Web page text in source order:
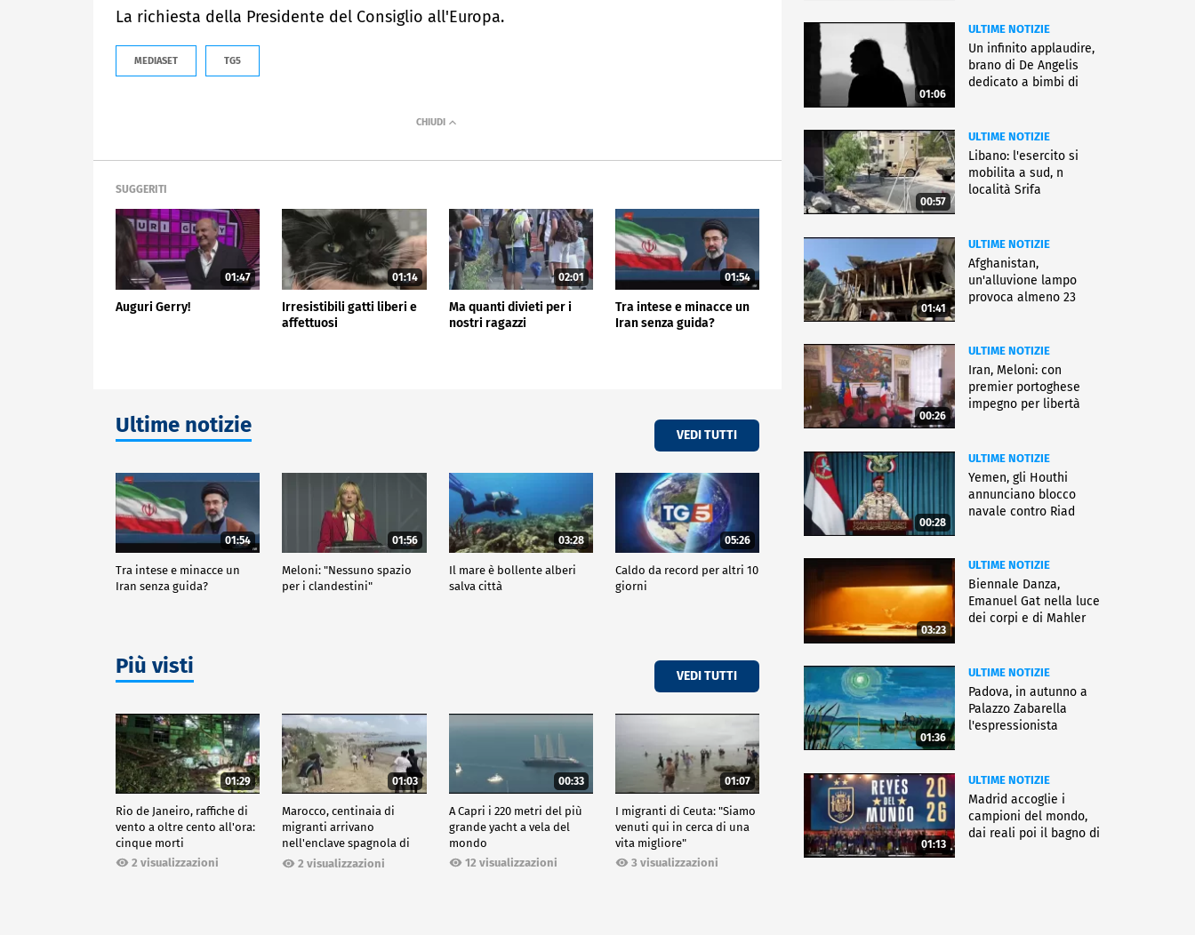
La richiesta della Presidente del Consiglio all'Europa.
MEDIASET TG5
SUGGERITI
01:47
Auguri Gerry!
01:14
Irresistibili gatti liberi e
affettuosi
02:01
Ma quanti divieti per i
nostri ragazzi
01:54
Tra intese e minacce un
Iran senza guida?
Ultime notizie VEDI TUTTI
01:54
Tra intese e minacce un
Iran senza guida?
01:56
Meloni: "Nessuno spazio
per i clandestini"
03:28
Il mare è bollente alberi
salva città
05:26
Caldo da record per altri 10
giorni
Più visti VEDI TUTTI
01:29
Rio de Janeiro, raffiche di
vento a oltre cento all'ora:
cinque morti
2 visualizzazioni
01:03
Marocco, centinaia di
migranti arrivano
nell'enclave spagnola di
Ceuta2 visualizzazioni
00:33
A Capri i 220 metri del più
grande yacht a vela del
mondo
12 visualizzazioni
01:07
I migranti di Ceuta: "Siamo
venuti qui in cerca di una
vita migliore"
3 visualizzazioni
01:06
ULTIME NOTIZIE
Un infinito applaudire,
brano di De Angelis
dedicato a bimbi di
00:57
ULTIME NOTIZIE
Libano: l'esercito si
mobilita a sud, n
località Srifa
01:41
ULTIME NOTIZIE
Afghanistan,
un'alluvione lampo
provoca almeno 23
00:26
ULTIME NOTIZIE
Iran, Meloni: con
premier portoghese
impegno per libertà
00:28
ULTIME NOTIZIE
Yemen, gli Houthi
annunciano blocco
navale contro Riad
03:23
ULTIME NOTIZIE
Biennale Danza,
Emanuel Gat nella luce
dei corpi e di Mahler
01:36
ULTIME NOTIZIE
Padova, in autunno a
Palazzo Zabarella
l'espressionista
01:13
ULTIME NOTIZIE
Madrid accoglie i
campioni del mondo,
dai reali poi il bagno di